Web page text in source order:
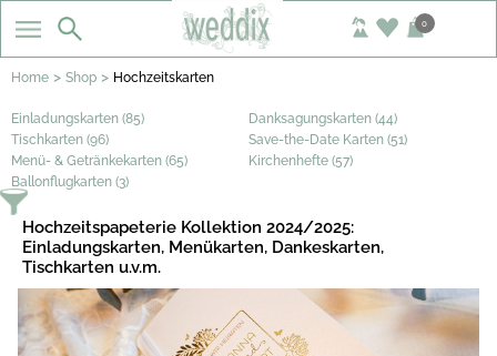
0
Home > Shop > Hochzeitskarten
Einladungskarten (85)
Danksagungskarten (44)
Tischkarten (96)
Save-the-Date Karten (51)
Menü- & Getränkekarten (65)
Kirchenhefte (57)
Ballonflugkarten (3)
Hochzeitspapeterie Kollektion 2024/2025:
Einladungskarten, Menükarten, Dankeskarten,
Tischkarten u.v.m.